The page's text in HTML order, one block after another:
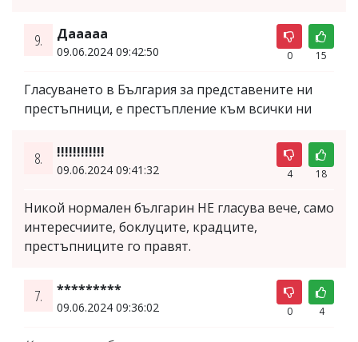
9. Дааааа
09.06.2024 09:42:50 0 15
Гласуването в България за представените ни
престъпници, е престъпление към всички ни
8. !!!!!!!!!!!!
09.06.2024 09:41:32 4 18
Никой нормален българин НЕ гласува вече, само
интересчиите, боклуците, крадците,
престъпниците го правят.
7. *********
09.06.2024 09:36:02 0 4